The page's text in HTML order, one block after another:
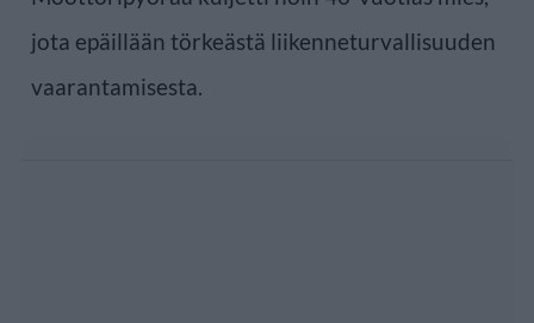
jota epäillään törkeästä liikenneturvallisuuden
vaarantamisesta.